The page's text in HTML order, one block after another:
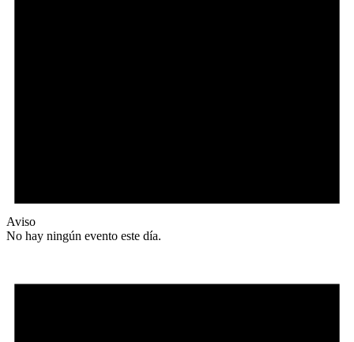
Aviso
No hay ningún evento este día.